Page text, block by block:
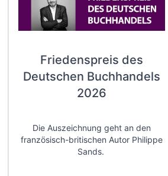
Friedenspreis des
Deutschen Buchhandels
2026
Die Auszeichnung geht an den
französisch-britischen Autor Philippe
Sands.